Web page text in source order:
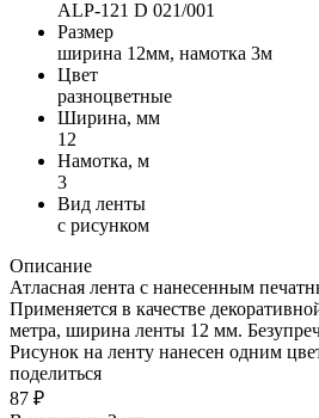
ALP-121 D 021/001
Размер
ширина 12мм, намотка 3м
Цвет
разноцветные
Ширина, мм
12
Намотка, м
3
Вид ленты
с рисунком
Описание
Атласная лента с нанесенным
Применяется в качестве
метра, ширина ленты 12 мм.
Рисунок на ленту нанесен одним
поделиться
87 ₽